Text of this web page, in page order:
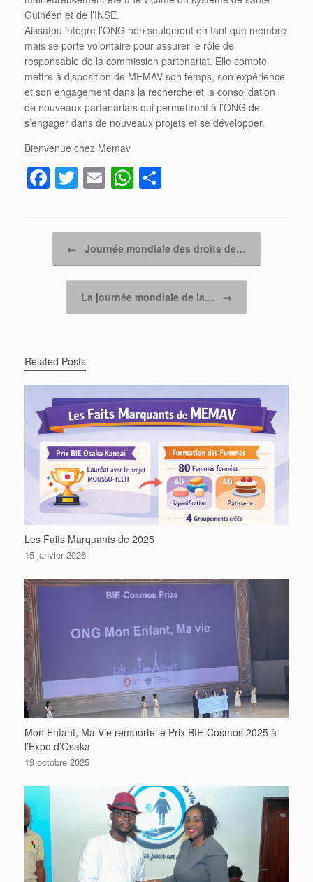
Guinéen et de l’INSE.
Aissatou intègre l’ONG non seulement en tant que membre
mais se porte volontaire pour assurer le rôle de
responsable de la commission partenariat. Elle compte
mettre à disposition de MEMAV son temps, son expérience
et son engagement dans la recherche et la consolidation
de nouveaux partenariats qui permettront à l’ONG de
s’engager dans de nouveaux projets et se développer.
Bienvenue chez Memav
F
a
b
T
wi
er
E
m
W
h
s
A
p
p
g
er
← Journée mondiale des droits de…
La journée mondiale de la… →
Related Posts
Les Faits Marquants de 2025
15 janvier 2026
Mon Enfant, Ma Vie remporte le Prix BIE-Cosmos 2025 à
l’Expo d’Osaka
13 octobre 2025